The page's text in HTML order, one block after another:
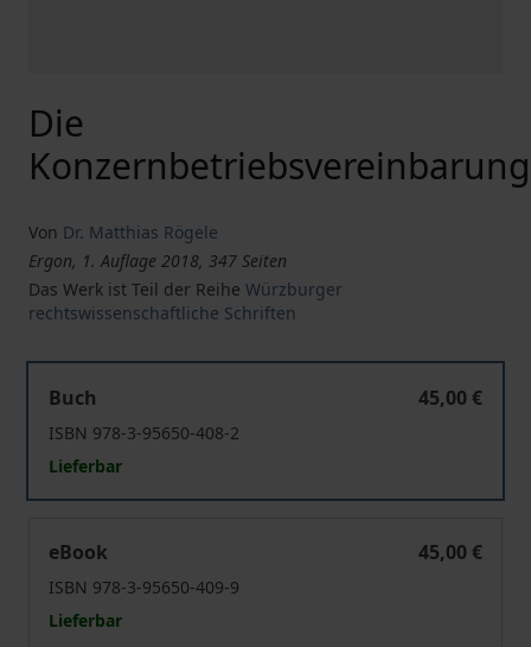
Die
Konzernbetriebsvereinbarung
Von Dr. Matthias Rögele
Ergon, 1. Auflage 2018, 347 Seiten
Das Werk ist Teil der Reihe Würzburger
rechtswissenschaftliche Schriften
Buch
45,00 €
ISBN 978-3-95650-408-2
Lieferbar
eBook
45,00 €
ISBN 978-3-95650-409-9
Lieferbar